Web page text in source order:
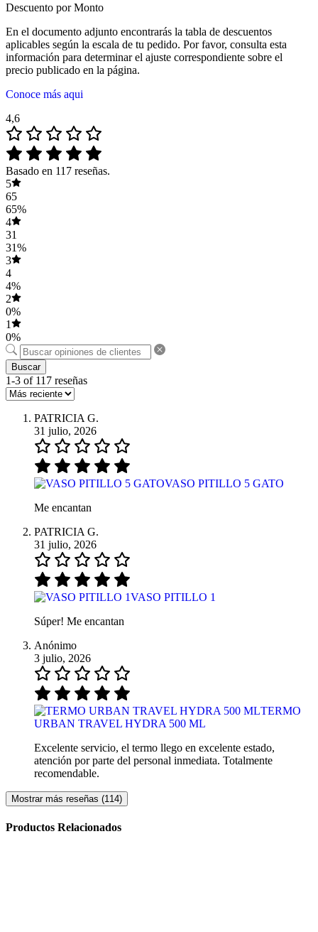
Descuento por Monto
En el documento adjunto encontrarás la tabla de descuentos
aplicables según la escala de tu pedido. Por favor, consulta esta
información para determinar el ajuste correspondiente sobre el
precio publicado en la página.
Conoce más aqui
4,6
Basado en 117 reseñas.
5
65
65%
4
31
31%
3
4
4%
2
0%
1
0%
Buscar
1-3 of 117 reseñas
PATRICIA G.
31 julio, 2026
VASO PITILLO 5 GATO
Me encantan
PATRICIA G.
31 julio, 2026
VASO PITILLO 1
Súper! Me encantan
Anónimo
3 julio, 2026
TERMO
URBAN TRAVEL HYDRA 500 ML
Excelente servicio, el termo llego en excelente estado,
atención por parte del personal inmediata. Totalmente
recomendable.
Mostrar más reseñas (114)
Productos Relacionados